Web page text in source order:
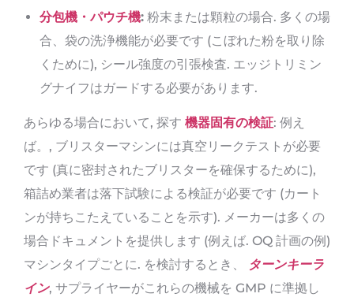
分包機・パウチ機: 粉末または顆粒の場合. 多くの場
合、袋の洗浄機能が必要です (こぼれた粉を取り除
くために), シール強度の引張検査. エッジトリミン
グナイフはガードする必要があります.
あらゆる場合において, 探す 機器固有の検証: 例え
ば。, ブリスターマシンには真空リークテストが必要
です (真に密封されたブリスターを確保するために),
箱詰め業者は落下試験による検証が必要です (カート
ンが持ちこたえていることを示す). メーカーは多くの
場合ドキュメントを提供します (例えば. OQ 計画の例)
マシンタイプごとに. を検討するとき、
ターンキーラ
イン, サプライヤーがこれらの機械を GMP に準拠し